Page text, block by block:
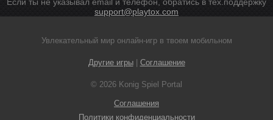
Если ты не указывал email и телефон, обратись в тех.поддержку
support@playtox.com
Увлекательный мир онлайн-игр в твоем мобильном
Другие игры| Соглашение
© 2026 Konig Spiel Portal
Соглашения
Политики конфиденциальности